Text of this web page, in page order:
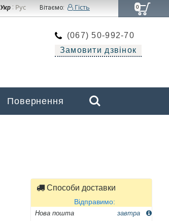
Укр: Рус Вітаємо: Гість
(067) 50-992-70
Замовити дзвінок
Повернення
Search
0
Способи доставки
Відправимо:
Нова пошта
завтра